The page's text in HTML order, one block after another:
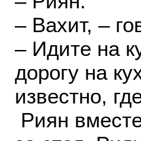
– Вахит, –
– Идите на
дорогу на
известно,
Риян